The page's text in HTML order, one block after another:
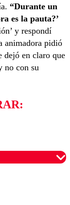
“Durante un
es la pauta?’
y respondí
animadora pidió
dejó en claro que
no con su
un